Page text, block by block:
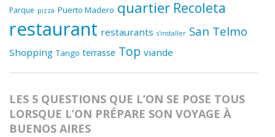
Parque pizza Puerto Madero quartier Recoleta
restaurant restaurants s'installer San Telmo
Shopping Tango terrasse Top viande
LES 5 QUESTIONS QUE L’ON SE POSE TOUS
LORSQUE L’ON PRÉPARE SON VOYAGE À
BUENOS AIRES